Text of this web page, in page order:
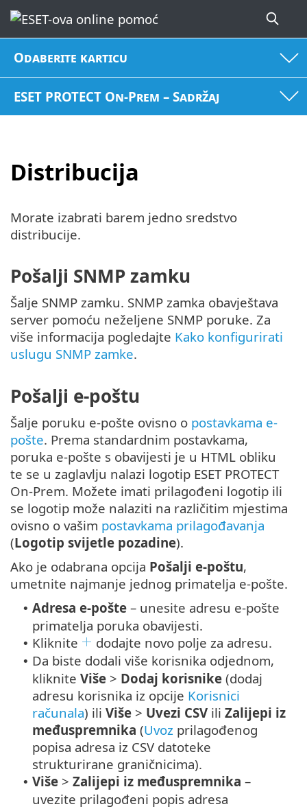
Odaberite karticu
ESET PROTECT On-Prem – Sadržaj
Distribucija
Morate izabrati barem jedno sredstvo
distribucije.
Pošalji SNMP zamku
Šalje SNMP zamku. SNMP zamka obavještava
server pomoću neželjene SNMP poruke. Za
više informacija pogledajte Kako konfigurirati
uslugu SNMP zamke.
Pošalji e-poštu
Šalje poruku e-pošte ovisno o postavkama e-
pošte. Prema standardnim postavkama,
poruka e-pošte s obavijesti je u HTML obliku
te se u zaglavlju nalazi logotip ESET PROTECT
On-Prem. Možete imati prilagođeni logotip ili
se logotip može nalaziti na različitim mjestima
ovisno o vašim postavkama prilagođavanja
(Logotip svijetle pozadine).
Ako je odabrana opcija Pošalji e-poštu,
umetnite najmanje jednog primatelja e-pošte.
• Adresa e-pošte – unesite adresu e-pošte
primatelja poruka obavijesti.
• Kliknite dodajte novo polje za adresu.
• Da biste dodali više korisnika odjednom,
kliknite Više > Dodaj korisnike (dodaj
adresu korisnika iz opcije Korisnici
računala) ili Više > Uvezi CSV ili Zalijepi iz
međuspremnika (Uvoz prilagođenog
popisa adresa iz CSV datoteke
strukturirane graničnicima).
• Više > Zalijepi iz međuspremnika –
uvezite prilagođeni popis adresa